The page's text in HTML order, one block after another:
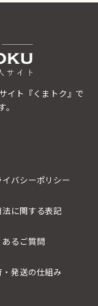
イト『くまトク』で
イバシーポリシー
法に関する表記
あるご質問
・発送の仕組み